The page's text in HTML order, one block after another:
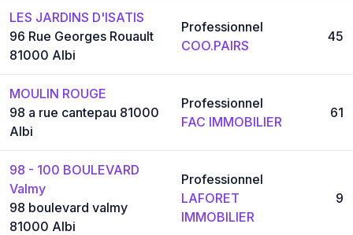
LES JARDINS D'ISATIS
96 Rue Georges Rouault
81000 Albi
Professionnel
COO.PAIRS
45
MOULIN ROUGE
98 a rue cantepau 81000
Albi
Professionnel
FAC IMMOBILIER
61
98 - 100 BOULEVARD
Valmy
98 boulevard valmy
81000 Albi
Professionnel
LAFORET
IMMOBILIER
9